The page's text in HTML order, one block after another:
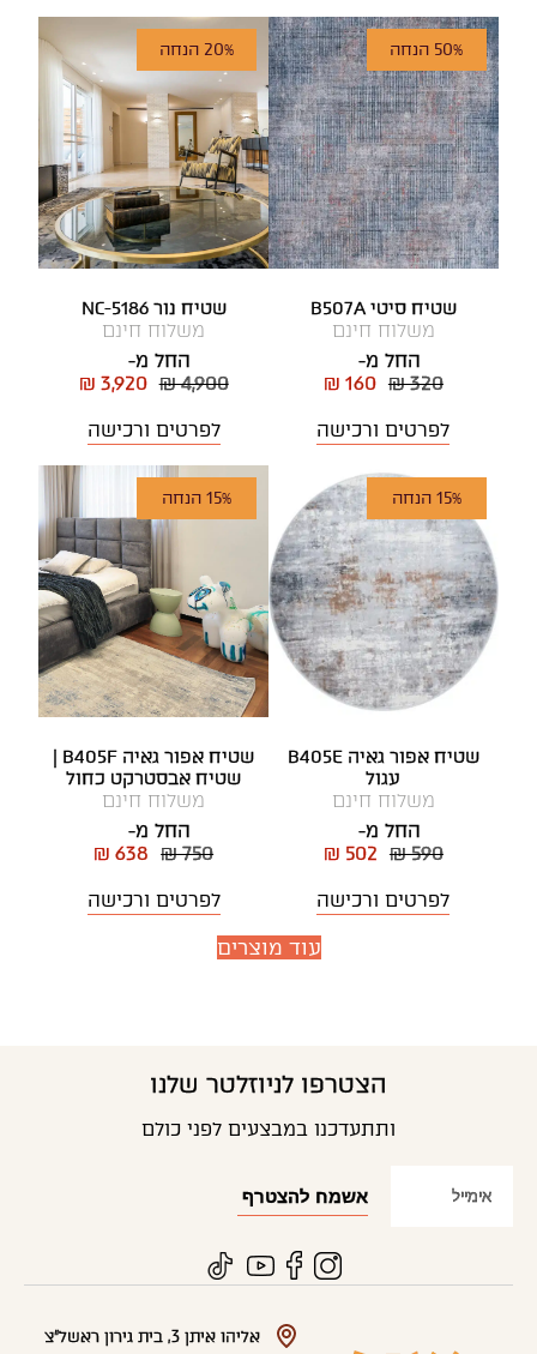
50% הנחה
שטיח סיטי B507A
משלוח חינם
החל מ-
₪ 320
₪ 160
לפרטים ורכישה
20% הנחה
שטיח נור NC-5186
משלוח חינם
החל מ-
₪ 4,900
₪ 3,920
לפרטים ורכישה
15% הנחה
שטיח אפור גאיה B405E
עגול
משלוח חינם
החל מ-
₪ 590
₪ 502
לפרטים ורכישה
15% הנחה
שטיח אבסטרקט כחול
משלוח חינם
החל מ-
₪ 750
₪ 638
לפרטים ורכישה
עוד מוצרים
הצטרפו לניוזלטר שלנו
ותתעדכנו במבצעים לפני כולם
אליהו איתן 3, בית גירון ראשל"צ